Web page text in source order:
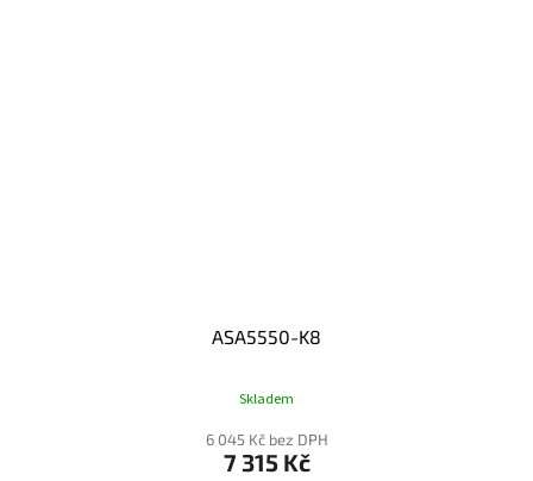
ASA5550-K8
Skladem
6 045 Kč bez DPH
7 315 Kč